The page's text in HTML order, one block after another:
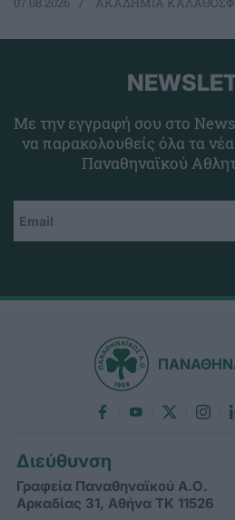
Με την εγγραφή σου στο
να παρακολουθείς όλα τα νέα
Παναθηναϊκού
Διεύθυνση
Γραφεία Παναθηναϊκού Α.Ο.
Αρκαδίας 31, Αθήνα ΤΚ 11526